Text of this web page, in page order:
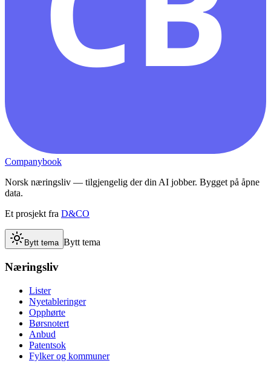
Companybook
Norsk næringsliv — tilgjengelig der din AI jobber. Bygget på åpne
data.
Et prosjekt fra D&CO
Bytt tema Bytt tema
Næringsliv
Lister
Nyetableringer
Opphørte
Børsnotert
Anbud
Patentsok
Fylker og kommuner